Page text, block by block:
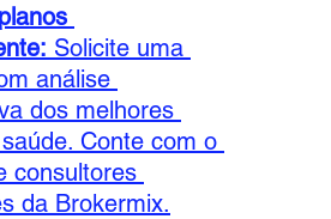
Solicite uma
análise
dos melhores
Conte com o
consultores
da Brokermix.